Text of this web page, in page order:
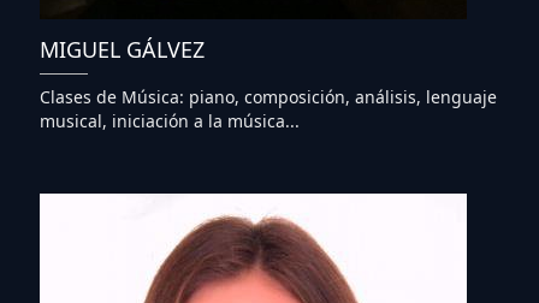
MIGUEL GÁLVEZ
Clases de Música: piano, composición, análisis, lenguaje
musical, iniciación a la música...